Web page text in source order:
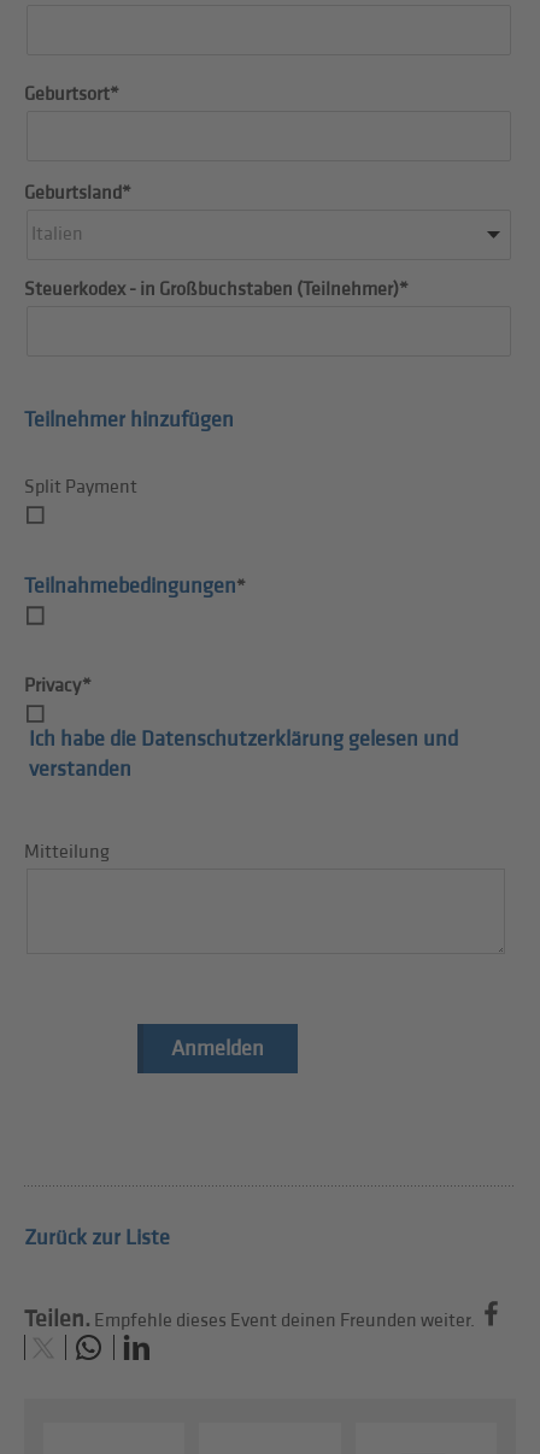
Geburtsort*
Geburtsland*
Italien
Steuerkodex - in Großbuchstaben (Teilnehmer)*
Teilnehmer hinzufügen
Split Payment
Teilnahmebedingungen*
Privacy*
Ich habe die Datenschutzerklärung gelesen und
verstanden
Mitteilung
Anmelden
Zurück zur Liste
Teilen. Empfehle dieses Event deinen Freunden weiter.